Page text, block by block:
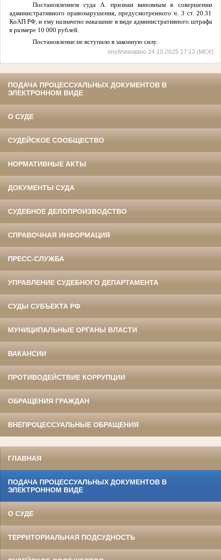
Постановлением суда А. признан виновным в совершении
административного правонарушения, предусмотренного ч. 3 ст. 20.31
КоАП РФ, и ему назначено наказание в виде административного штрафа
в размере 10 000 рублей.
Постановление не вступило в законную силу.
опубликовано 24.10.2025 17:12 (МСК)
ПОДАЧА ПРОЦЕССУАЛЬНЫХ ДОКУМЕНТОВ В
ЭЛЕКТРОННОМ ВИДЕ
О СУДЕ
СУДЕЙСКОЕ СООБЩЕСТВО
НОРМАТИВНЫЕ АКТЫ
ДОКУМЕНТЫ СУДА
СУДЕБНОЕ ДЕЛОПРОИЗВОДСТВО
СПРАВОЧНАЯ ИНФОРМАЦИЯ
ПРЕСС-СЛУЖБА
УПРАВЛЕНИЕ СУДЕБНОГО ДЕПАРТАМЕНТА
СУДЫ СУБЪЕКТА РФ
МУНИЦИПАЛЬНЫЕ ОРГАНЫ ВЛАСТИ
ВАКАНСИИ
ПРОТИВОДЕЙСТВИЕ КОРРУПЦИИ
ОБРАЩЕНИЯ ГРАЖДАН
ВНЕПРОЦЕССУАЛЬНЫЕ ОБРАЩЕНИЯ
ГЛАВНАЯ
ПОДАЧА ПРОЦЕССУАЛЬНЫХ ДОКУМЕНТОВ В
ЭЛЕКТРОННОМ ВИДЕ
О СУДЕ
ТЕРРИТОРИАЛЬНАЯ ПОДСУДНОСТЬ